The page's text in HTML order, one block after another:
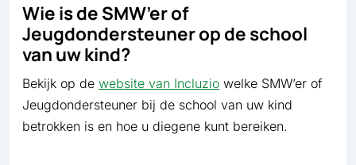
Wie is de SMW’er of
Jeugdondersteuner op de school
van uw kind?
Bekijk op de website van Incluzio welke SMW’er of
Jeugdondersteuner bij de school van uw kind
betrokken is en hoe u diegene kunt bereiken.